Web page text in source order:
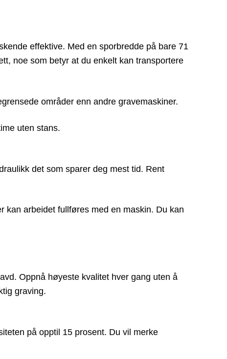
effektive. Med en sporbredde på bare 71
noe som betyr at du enkelt kan transportere
områder enn andre gravemaskiner.
uten stans.
det som sparer deg mest tid. Rent
arbeidet fullføres med en maskin. Du kan
Oppnå høyeste kvalitet hver gang uten å
graving.
på opptil 15 prosent. Du vil merke